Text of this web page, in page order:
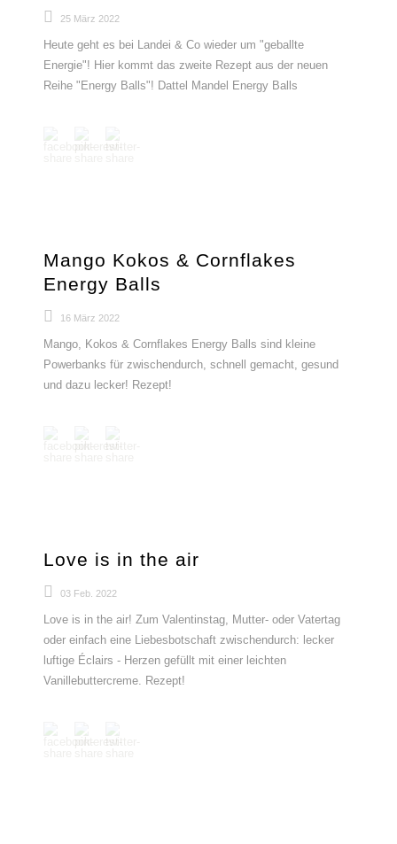
25 März 2022
Heute geht es bei Landei & Co wieder um "geballte
Energie"! Hier kommt das zweite Rezept aus der neuen
Reihe "Energy Balls"! Dattel Mandel Energy Balls
Mango Kokos & Cornflakes
Energy Balls
16 März 2022
Mango, Kokos & Cornflakes Energy Balls sind kleine
Powerbanks für zwischendurch, schnell gemacht, gesund
und dazu lecker! Rezept!
Love is in the air
03 Feb. 2022
Love is in the air! Zum Valentinstag, Mutter- oder Vatertag
oder einfach eine Liebesbotschaft zwischendurch: lecker
luftige Éclairs - Herzen gefüllt mit einer leichten
Vanillebuttercreme. Rezept!